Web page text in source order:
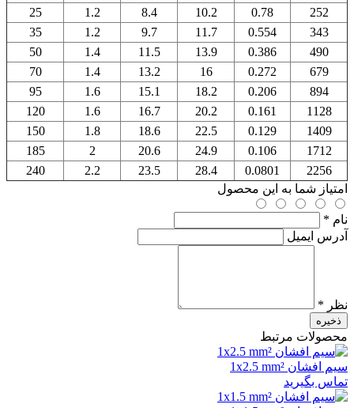
252
0.78
10.2
8.4
1.2
25
343
0.554
11.7
9.7
1.2
35
490
0.386
13.9
11.5
1.4
50
679
0.272
16
13.2
1.4
70
894
0.206
18.2
15.1
1.6
95
1128
0.161
20.2
16.7
1.6
120
1409
0.129
22.5
18.6
1.8
150
1712
0.106
24.9
20.6
2
185
2256
0.0801
28.4
23.5
2.2
240
امتیاز شما به این محصول
نام *
آدرس ایمیل
نظر *
ذخیره
محصولات مرتبط
سیم افشان 1x2.5 mm²
تماس بگیرید